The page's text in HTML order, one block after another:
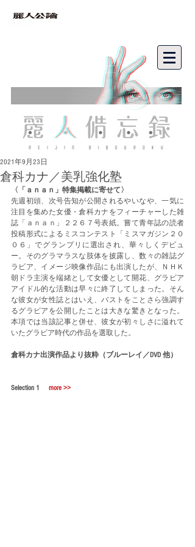
倉科カナ／美乳強化塾
2021年9月23日
〈「ａｎａｎ」特集掲載に寄せて〉
先週初頭、次号告知が公開されるやいなや、一気に
注目を集めた女優・倉科カナをフィーチャーした雑
誌「ａｎａｎ」２２６７号表紙。嘗て青年誌の読者
投稿形式によるミスコンテスト「ミスマガジン２０
０６」でグランプリに選出され、華々しくデビュ
ー。そのグラマラスな肢体を披露し、数々の雑誌グ
ラビア、イメージ映像作品にも出演したが、ＮＨＫ
朝ドラ主演を端緒として女優として開花、グラビア
アイドル的な活動は早々に終了してしまった。そん
な彼女が女性誌とはいえ、バストをことさら強調す
るグラビアを公開したことは大きな驚きとなった。
本項では当該記事と併せ、彼女が初々しさに溢れて
いたグラビア時代の作品を選取した。
倉科カナ出演作品より抜粋（ブルーレイ／DVD 他）
Selection 1 more >>